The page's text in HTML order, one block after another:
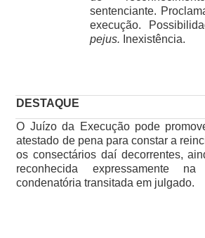
sentenciante.
execução.
pejus. Inexistência.
DESTAQUE
O Juízo da Execução pode
atestado de pena para constar a
os consectários daí decorrentes,
reconhecida expressamente na
condenatória transitada em julgado.